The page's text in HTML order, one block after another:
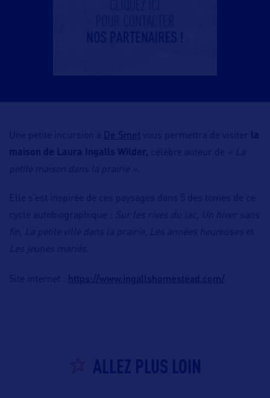
Une petite incursion à De Smet vous permettra de visiter
la
maison de Laura Ingalls Wilder, célèbre auteur de
« La
petite maison dans la prairie ».
Elle s’est inspirée de ces paysages dans 5 des tomes de ce
cycle autobiographique : Sur les rives du lac, Un hiver sans
fin, La petite ville dans la prairie, Les années heureuses et
Les jeunes mariés.
Site internet : https://www.ingallshomestead.com/
ALLEZ PLUS LOIN